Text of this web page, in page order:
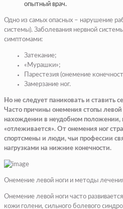
опытный врач.
Одно из самых опасных – нарушение
системы). Заболевания нервной
симптомами:
Затекание;
«Мурашки»;
Парестезия (онемение
Замерзание ног.
Но не следует паниковать и ставить
Часто причины онемения стопы
нахождении в неудобном положении,
«отлеживается». От онемения ног
спортсмены и люди, чьи профессии
нагрузками на нижние конечности.
Онемение левой ноги и методы
Онемение левой ноги часто
кожи голени, сильного болевого